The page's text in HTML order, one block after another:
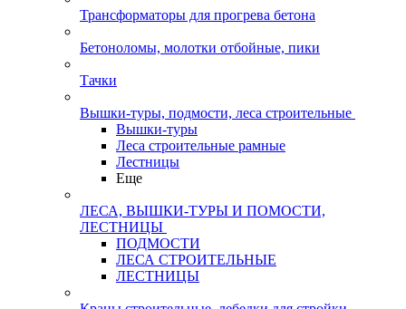
Трансформаторы для прогрева бетона
Бетоноломы, молотки отбойные, пики
Тачки
Вышки-туры, подмости, леса строительные
Вышки-туры
Леса строительные рамные
Лестницы
Еще
ЛЕСА, ВЫШКИ-ТУРЫ И ПОМОСТИ,
ЛЕСТНИЦЫ
ПОДМОСТИ
ЛЕСА СТРОИТЕЛЬНЫЕ
ЛЕСТНИЦЫ